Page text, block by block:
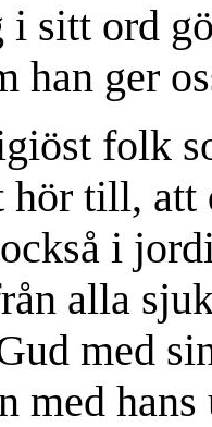
i sitt ord
han ger
folk
hör till, att
i
alla
med
med